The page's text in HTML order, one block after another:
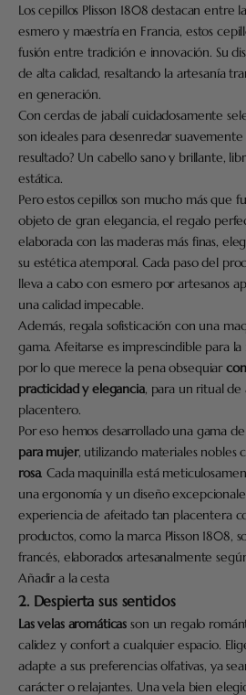
Los cepillos Plisson 1808 destacan entre
esmero y maestría en Francia, estos
fusión entre tradición e innovación. Su
de alta calidad, resaltando la artesanía
en generación.
Con cerdas de jabalí cuidadosamente
son ideales para desenredar
resultado? Un cabello sano y brillante,
estática.
Pero estos cepillos son mucho más que
objeto de gran elegancia, el regalo
elaborada con las maderas más finas,
su estética atemporal. Cada paso del
lleva a cabo con esmero por artesanos
una calidad impecable.
Además, regala sofisticación con una
gama. Afeitarse es imprescindible para
por lo que merece la pena obsequiar
practicidad y elegancia, para un ritual de
placentero.
Por eso hemos desarrollado una gama
para mujer, utilizando materiales nobles
rosa. Cada maquinilla está
una ergonomía y un diseño
experiencia de afeitado tan placentera
productos, como la marca Plisson 1808,
francés, elaborados artesanalmente
Añadir a la cesta
2. Despierta sus sentidos
Las velas aromáticas son un regalo
calidez y confort a cualquier espacio.
adapte a sus preferencias olfativas, ya
carácter o relajantes. Una vela bien